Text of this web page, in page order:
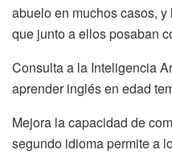
abuelo en muchos casos,
que junto a ellos posaban
Consulta a la Inteligencia
aprender inglés en edad
Mejora la capacidad de
segundo idioma permite a